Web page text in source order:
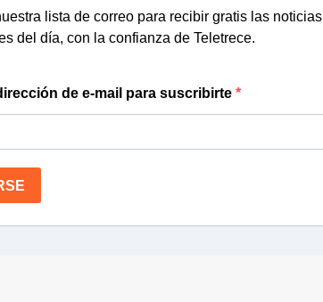
lista de correo para recibir gratis las noticias
del día, con la confianza de Teletrece.
de e-mail para suscribirte